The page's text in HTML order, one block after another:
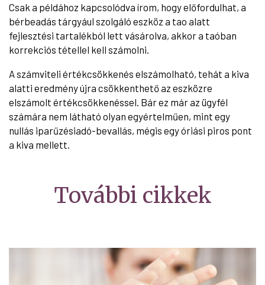
Csak a példához kapcsolódva írom, hogy előfordulhat, a
bérbeadás tárgyául szolgáló eszköz a tao alatt
fejlesztési tartalékból lett vásárolva, akkor a taóban
korrekciós tétellel kell számolni.
A számviteli értékcsökkenés elszámolható, tehát a kiva
alatti eredmény újra csökkenthető az eszközre
elszámolt értékcsökkenéssel. Bár ez már az ügyfél
számára nem látható olyan egyértelműen, mint egy
nullás iparűzésiadó-bevallás, mégis egy óriási piros pont
a kiva mellett.
További cikkek